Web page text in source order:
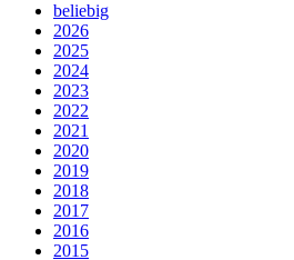
beliebig
2026
2025
2024
2023
2022
2021
2020
2019
2018
2017
2016
2015